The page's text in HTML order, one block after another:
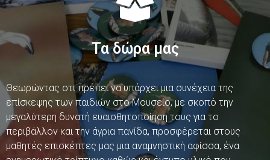
Τα δώρα μας
Θεωρώντας οτι πρέπει να υπάρχει μια συνέχεια της
επίσκεψης των παιδιών στο Μουσείο, με σκοπό την
μεγαλύτερη δυνατή ευαισθητοποίηση τους για το
περιβάλλον και την άγρια πανίδα, προσφέρεται στους
μαθητές επισκέπτες μας μια αναμνηστική αφίσσα, ένα